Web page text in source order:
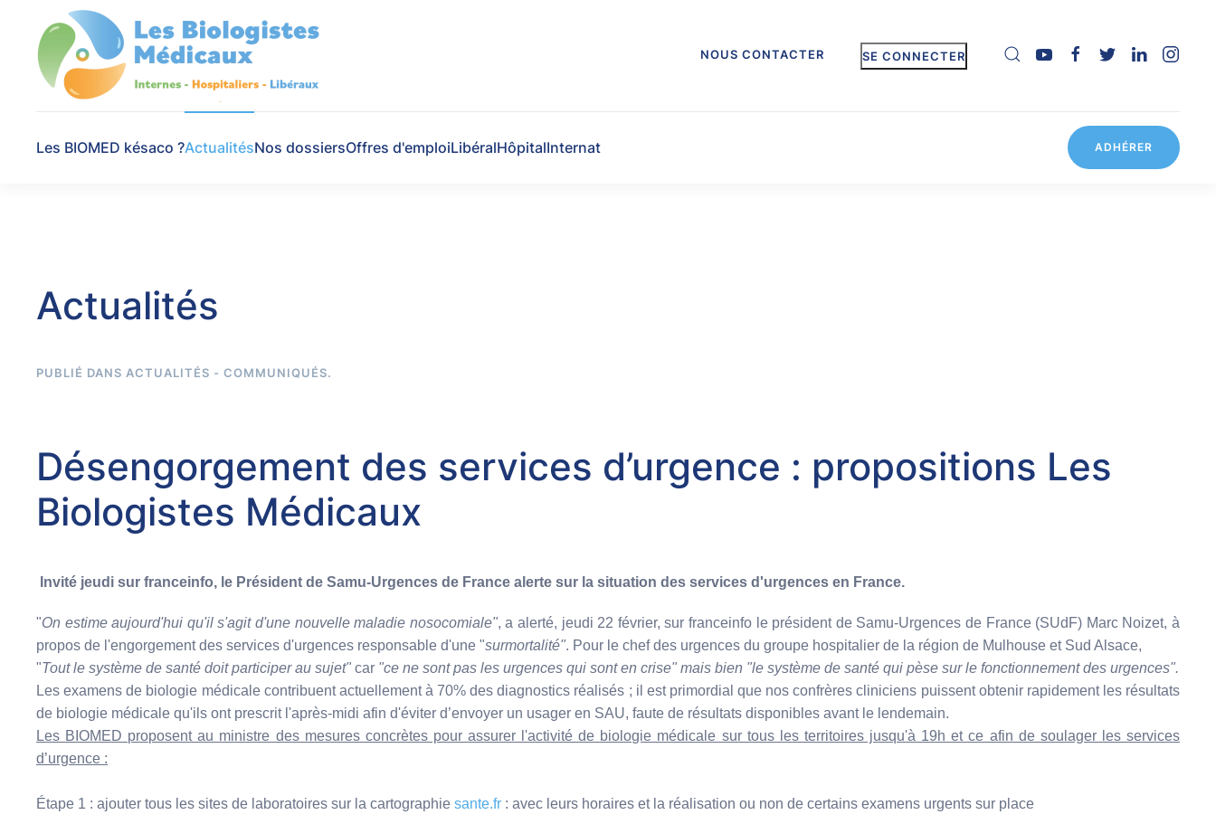
Skip to main content NOUS CONTACTER SE CONNECTER
Les BIOMED késaco ?ActualitésNos dossiersOffres d'emploiLibéralHôpitalInternat ADHÉRER
Actualités
PUBLIÉ DANS ACTUALITÉS - COMMUNIQUÉS.
Désengorgement des services d’urgence : propositions Les
Biologistes Médicaux
Invité jeudi sur franceinfo, le Président de Samu-Urgences de France alerte sur la situation des services d'urgences en France.
"On estime aujourd'hui qu'il s'agit d'une nouvelle maladie nosocomiale", a alerté, jeudi 22 février, sur franceinfo le président de Samu-Urgences de France (SUdF) Marc Noizet, à
propos de l'engorgement des services d'urgences responsable d'une "surmortalité". Pour le chef des urgences du groupe hospitalier de la région de Mulhouse et Sud Alsace,
"Tout le système de santé doit participer au sujet" car "ce ne sont pas les urgences qui sont en crise" mais bien "le système de santé qui pèse sur le fonctionnement des urgences".
Les examens de biologie médicale contribuent actuellement à 70% des diagnostics réalisés ; il est primordial que nos confrères cliniciens puissent obtenir rapidement les résultats
de biologie médicale qu'ils ont prescrit l'après-midi afin d'éviter d’envoyer un usager en SAU, faute de résultats disponibles avant le lendemain.
Les BIOMED proposent au ministre des mesures concrètes pour assurer l'activité de biologie médicale sur tous les territoires jusqu'à 19h et ce afin de soulager les services
d’urgence :
Étape 1 : ajouter tous les sites de laboratoires sur la cartographie sante.fr : avec leurs horaires et la réalisation ou non de certains examens urgents sur place